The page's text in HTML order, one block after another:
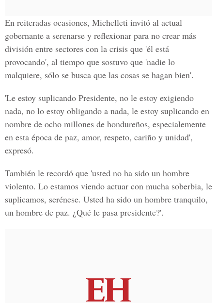
En reiteradas ocasiones, Michelleti invitó al actual
gobernante a serenarse y reflexionar para no crear más
división entre sectores con la crisis que 'él está
provocando', al tiempo que sostuvo que 'nadie lo
malquiere, sólo se busca que las cosas se hagan bien'.
'Le estoy suplicando Presidente, no le estoy exigiendo
nada, no lo estoy obligando a nada, le estoy suplicando en
nombre de ocho millones de hondureños, especialemente
en esta época de paz, amor, respeto, cariño y unidad',
expresó.
También le recordó que 'usted no ha sido un hombre
violento. Lo estamos viendo actuar con mucha soberbia, le
suplicamos, serénese. Usted ha sido un hombre tranquilo,
un hombre de paz. ¿Qué le pasa presidente?'.